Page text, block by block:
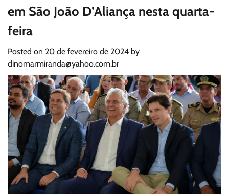
em São João D’Aliança nesta quarta-
feira
Posted on 20 de fevereiro de 2024 by
dinomarmiranda@yahoo.com.br